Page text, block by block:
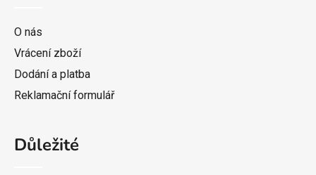
O nás
Vrácení zboží
Dodání a platba
Reklamační formulář
Důležité